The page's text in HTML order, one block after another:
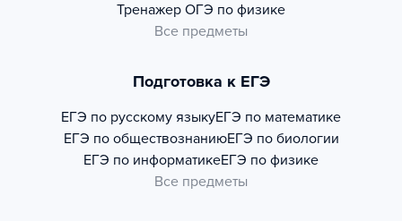
Тренажер ОГЭ по физике
Все предметы
Подготовка к ЕГЭ
ЕГЭ по русскому языкуЕГЭ по математике
ЕГЭ по обществознаниюЕГЭ по биологии
ЕГЭ по информатикеЕГЭ по физике
Все предметы